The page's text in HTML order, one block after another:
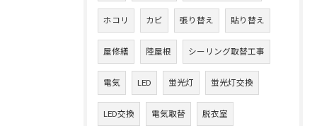
ホコリ カビ 張り替え 貼り替え
屋修繕 陸屋根 シーリング取替工事
電気 LED 蛍光灯 蛍光灯交換
LED交換 電気取替 脱衣室